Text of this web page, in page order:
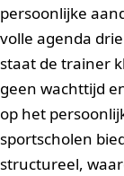
persoonlijke
volle agenda
staat de trainer
geen wachttijd
op het
sportscholen
structureel,